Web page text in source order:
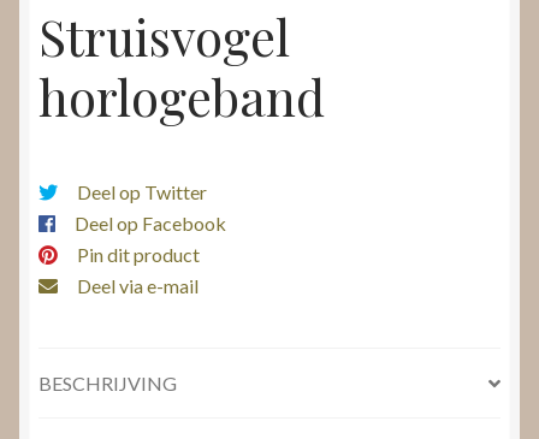
Struisvogel
horlogeband
Deel op Twitter
Deel op Facebook
Pin dit product
Deel via e-mail
BESCHRIJVING